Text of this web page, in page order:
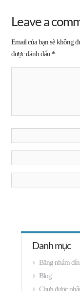
Leave a
Email của bạn sẽ không
được đánh dấu *
Danh mục
Băng nhám
Blog
Chưa được